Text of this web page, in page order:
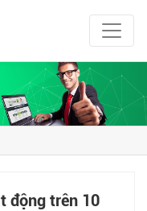
động trên 10